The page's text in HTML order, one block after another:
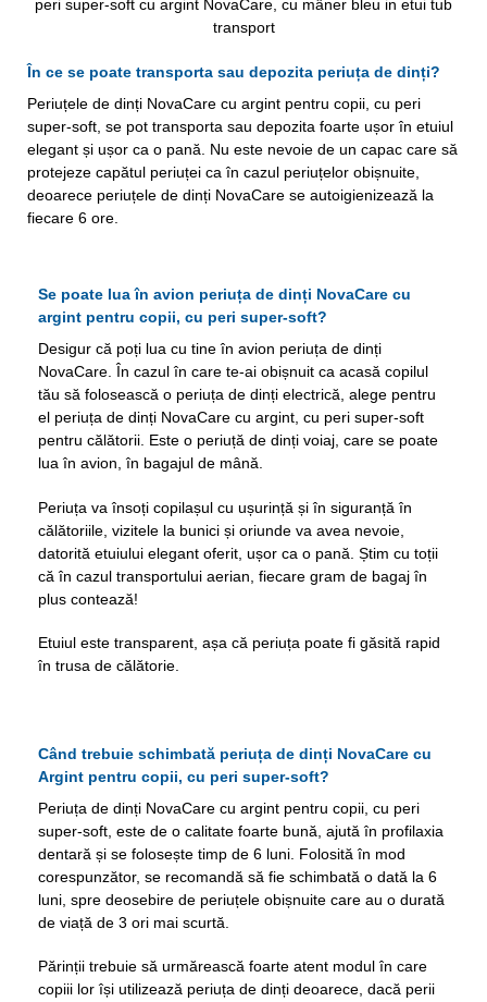
În ce se poate transporta sau depozita periuța de dinți?
Periuțele de dinți NovaCare cu argint pentru copii, cu peri
super-soft, se pot transporta sau depozita foarte ușor în etuiul
elegant și ușor ca o pană. Nu este nevoie de un capac care să
protejeze capătul periuței ca în cazul periuțelor obișnuite,
deoarece periuțele de dinți NovaCare se autoigienizează la
fiecare 6 ore.
Se poate lua în avion periuța de dinți NovaCare cu
argint pentru copii, cu peri super-soft?
Desigur că poți lua cu tine în avion periuța de dinți
NovaCare. În cazul în care te-ai obișnuit ca acasă copilul
tău să folosească o periuța de dinți electrică, alege pentru
el periuța de dinți NovaCare cu argint, cu peri super-soft
pentru călătorii. Este o periuță de dinți voiaj, care se poate
lua în avion, în bagajul de mână.
Periuța va însoți copilașul cu ușurință și în siguranță în
călătoriile, vizitele la bunici și oriunde va avea nevoie,
datorită etuiului elegant oferit, ușor ca o pană. Știm cu toții
că în cazul transportului aerian, fiecare gram de bagaj în
plus contează!
Etuiul este transparent, așa că periuța poate fi găsită rapid
în trusa de călătorie.
Când trebuie schimbată periuța de dinți NovaCare cu
Argint pentru copii, cu peri super-soft?
Periuța de dinți NovaCare cu argint pentru copii, cu peri
super-soft, este de o calitate foarte bună, ajută în profilaxia
dentară și se folosește timp de 6 luni. Folosită în mod
corespunzător, se recomandă să fie schimbată o dată la 6
luni, spre deosebire de periuțele obișnuite care au o durată
de viață de 3 ori mai scurtă.
Părinții trebuie să urmărească foarte atent modul în care
copiii lor își utilizează periuța de dinți deoarece, dacă perii